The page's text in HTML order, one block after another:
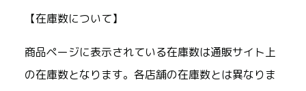
【在庫数について】
商品ページに表示されている在庫数は通販サイト上
の在庫数となります。各店舗の在庫数とは異なりま